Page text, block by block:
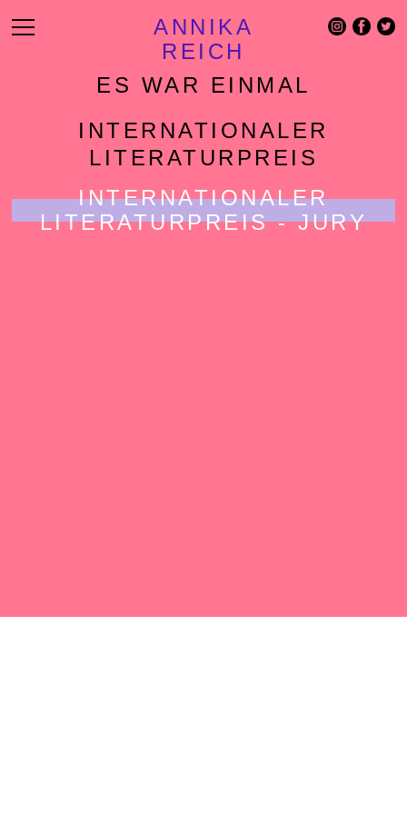
ANNIKA
REICH
ES WAR EINMAL
INTERNATIONALER
LITERATURPREIS
INTERNATIONALER
LITERATURPREIS - JURY